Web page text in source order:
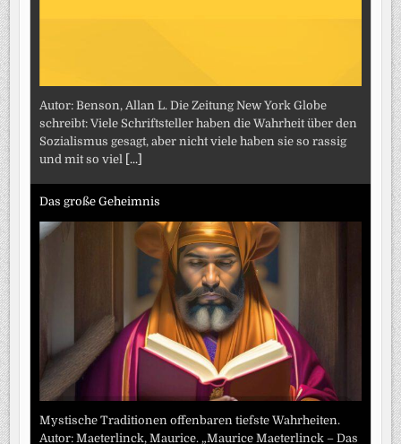
Autor: Benson, Allan L. Die Zeitung New York Globe
schreibt: Viele Schriftsteller haben die Wahrheit über den
Sozialismus gesagt, aber nicht viele haben sie so rassig
und mit so viel [...]
Das große Geheimnis
Mystische Traditionen offenbaren tiefste Wahrheiten.
Autor: Maeterlinck, Maurice. „Maurice Maeterlinck – Das